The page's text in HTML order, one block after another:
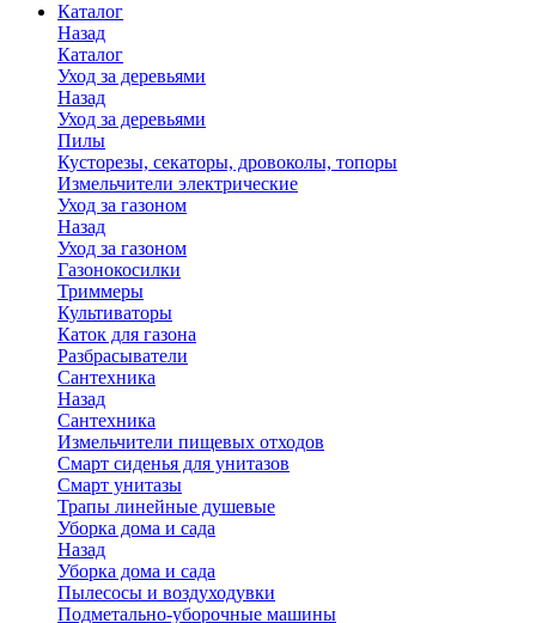
Каталог
Назад
Каталог
Уход за деревьями
Назад
Уход за деревьями
Пилы
Кусторезы, секаторы, дровоколы, топоры
Измельчители электрические
Уход за газоном
Назад
Уход за газоном
Газонокосилки
Триммеры
Культиваторы
Каток для газона
Разбрасыватели
Сантехника
Назад
Сантехника
Измельчители пищевых отходов
Смарт сиденья для унитазов
Смарт унитазы
Трапы линейные душевые
Уборка дома и сада
Назад
Уборка дома и сада
Пылесосы и воздуходувки
Подметально-уборочные машины